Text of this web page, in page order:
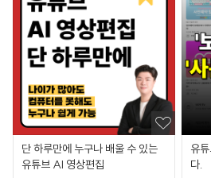
단 하루만에 누구나 배울 수 있는
유튜브 AI 영상편집
유
다.